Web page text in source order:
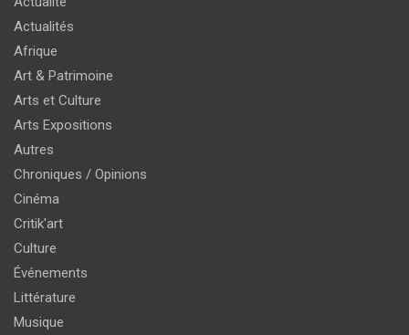
Actualités
Afrique
Art & Patrimoine
Arts et Culture
Arts Expositions
Autres
Chroniques / Opinions
Cinéma
Critik'art
Culture
Événements
Littérature
Musique